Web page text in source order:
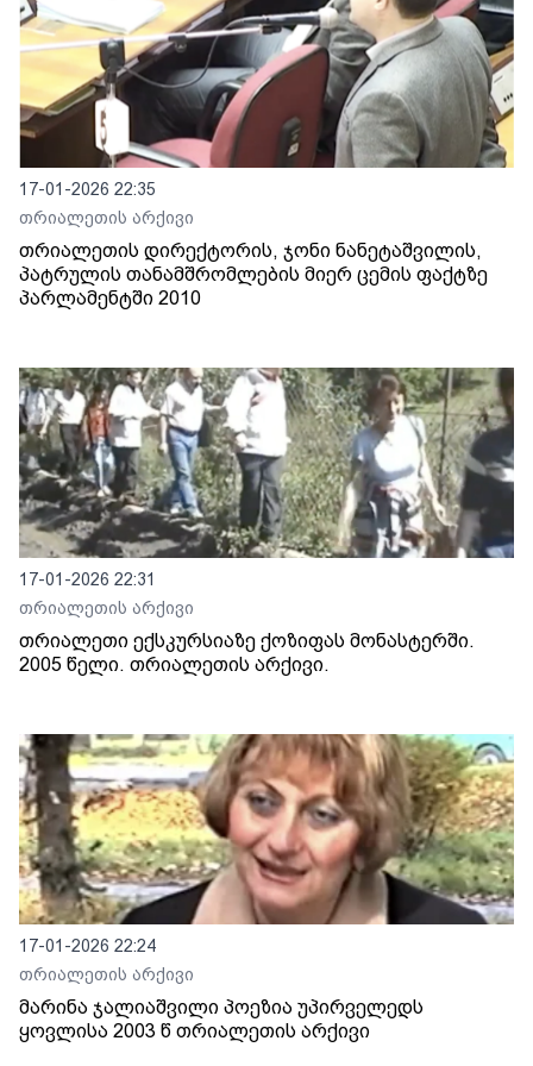
17-01-2026 22:35
თრიალეთის არქივი
თრიალეთის დირექტორის, ჯონი ნანეტაშვილის,
პატრულის თანამშრომლების მიერ ცემის ფაქტზე
პარლამენტში 2010
17-01-2026 22:31
თრიალეთის არქივი
თრიალეთი ექსკურსიაზე ქოზიფას მონასტერში.
2005 წელი. თრიალეთის არქივი.
17-01-2026 22:24
თრიალეთის არქივი
მარინა ჯალიაშვილი პოეზია უპირველედს
ყოვლისა 2003 წ თრიალეთის არქივი